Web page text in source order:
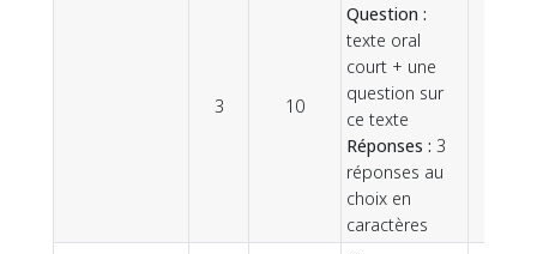
3 10
Question :
texte oral
court + une
question sur
ce texte
Réponses : 3
réponses au
choix en
caractères